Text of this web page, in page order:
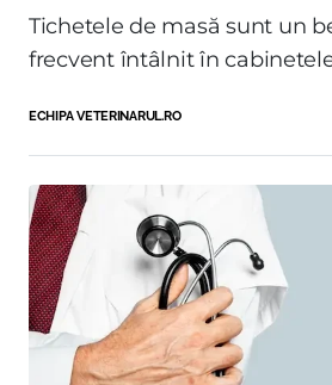
Tichetele de masă sunt un
frecvent întâlnit în
ECHIPA VETERINARUL.RO